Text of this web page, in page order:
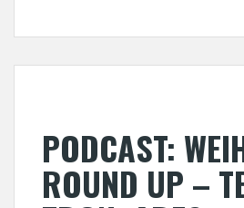
PODCAST:
ROUND UP –